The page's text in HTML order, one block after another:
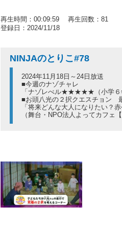
再生時間：00:09:59 再生回数：81
登録日：2024/11/18
NINJAのとりこ#78
2024年11月18日～24日放送
■今週のナゾチャレ
「ナゾレべル★★★★★（小学６
■お頭八光の２択クエスチョン
「将来どんな大人になりたい？
（舞台・NPO法人よってカフェ【